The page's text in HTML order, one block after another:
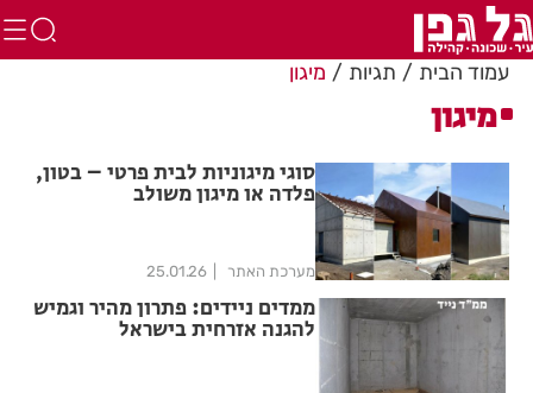
עמוד הבית תגיות מיגון
מיגון
סוגי מיגוניות לבית פרטי – בטון,
פלדה או מיגון משולב
מערכת האתר 25.01.26
ממדים ניידים: פתרון מהיר וגמיש
להגנה אזרחית בישראל